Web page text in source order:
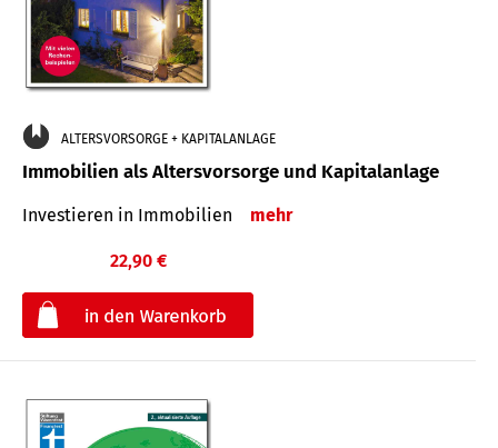
ALTERSVORSORGE + KAPITALANLAGE
Immobilien als Altersvorsorge und Kapitalanlage
Investieren in Immobilien mehr
22,90 €